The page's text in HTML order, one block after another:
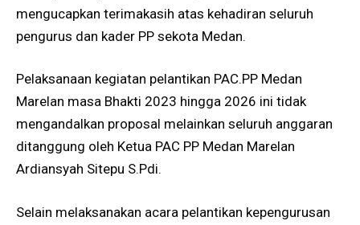
mengucapkan terimakasih atas kehadiran seluruh
pengurus dan kader PP sekota Medan.
Pelaksanaan kegiatan pelantikan PAC.PP Medan
Marelan masa Bhakti 2023 hingga 2026 ini tidak
mengandalkan proposal melainkan seluruh anggaran
ditanggung oleh Ketua PAC PP Medan Marelan
Ardiansyah Sitepu S.Pdi.
Selain melaksanakan acara pelantikan kepengurusan